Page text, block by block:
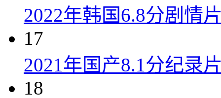
2022年韩国6.8分剧情
17
2021年国产8.1分纪录
18